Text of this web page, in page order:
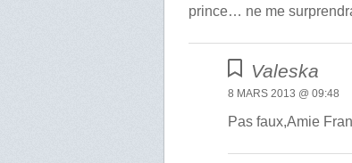
prince… ne me
Valeska
8 MARS 2013 @ 09:48
Pas faux,Amie